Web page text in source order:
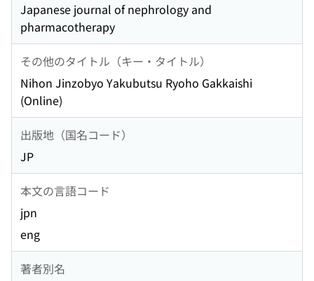
Japanese journal of nephrology and
pharmacotherapy
その他のタイトル（キー・タイトル）
Nihon Jinzobyo Yakubutsu Ryoho Gakkaishi
(Online)
出版地（国名コード）
JP
本文の言語コード
jpn
eng
著者別名